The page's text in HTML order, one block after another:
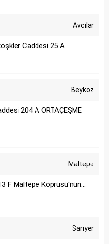
Avcılar
Caddesi 25 A
Beykoz
204 A ORTAÇEŞME
Maltepe
F Maltepe Köprüsü'nün...
Sarıyer